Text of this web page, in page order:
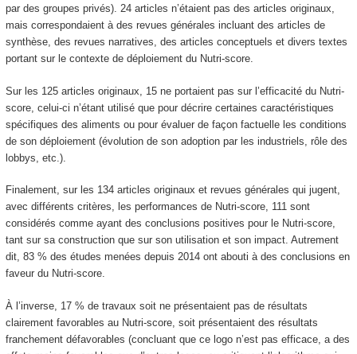
par des groupes privés). 24 articles n’étaient pas des articles originaux,
mais correspondaient à des revues générales incluant des articles de
synthèse, des revues narratives, des articles conceptuels et divers textes
portant sur le contexte de déploiement du Nutri-score.
Sur les 125 articles originaux, 15 ne portaient pas sur l’efficacité du Nutri-
score, celui-ci n’étant utilisé que pour décrire certaines caractéristiques
spécifiques des aliments ou pour évaluer de façon factuelle les conditions
de son déploiement (évolution de son adoption par les industriels, rôle des
lobbys, etc.).
Finalement, sur les 134 articles originaux et revues générales qui jugent,
avec différents critères, les performances de Nutri-score, 111 sont
considérés comme ayant des conclusions positives pour le Nutri-score,
tant sur sa construction que sur son utilisation et son impact. Autrement
dit, 83 % des études menées depuis 2014 ont abouti à des conclusions en
faveur du Nutri-score.
À l’inverse, 17 % de travaux soit ne présentaient pas de résultats
clairement favorables au Nutri-score, soit présentaient des résultats
franchement défavorables (concluant que ce logo n’est pas efficace, a des